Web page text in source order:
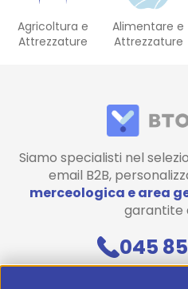
Agricoltura e
Attrezzature
Alimentare e
Attrezzature
Siamo specialisti nel
email B2B,
merceologica e area
garantite
045